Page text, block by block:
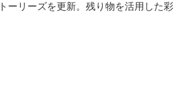
ーリーズを更新。残り物を活用した彩